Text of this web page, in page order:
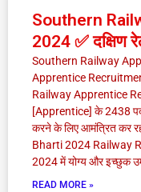
Southern
2024 ✅ दक्षिण
Southern Railway
Apprentice
Railway Apprentice
[Apprentice] के 2438
करने के लिए आमंत्रित कर
Bharti 2024 Railway
2024 में योग्य और इच्छुक
READ MORE »